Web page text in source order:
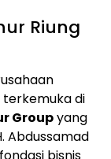
Riung
di
Groupyang
Abdussamad
bisnis